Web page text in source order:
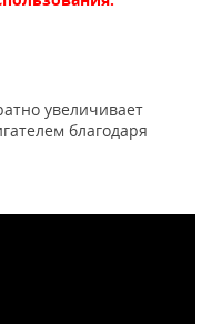
увеличивает
благодаря